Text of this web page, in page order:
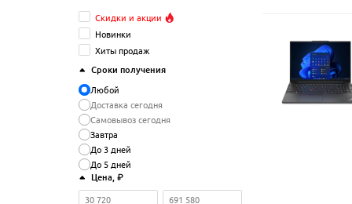
Скидки и акции
Новинки
Хиты продаж
Сроки получения
Любой
Доставка сегодня
Самовывоз сегодня
Завтра
До 3 дней
До 5 дней
Цена , ₽